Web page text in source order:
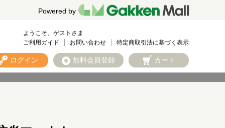
Powered by
ようこそ、ゲストさま
ご利用ガイド
お問い合わせ 特定商取引法に基づく表示
ログイン 無料会員登録 カート